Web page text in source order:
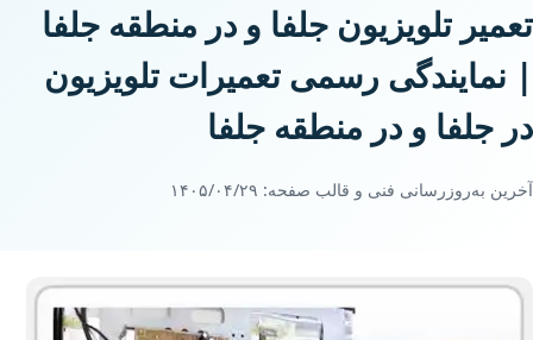
تعمیر تلویزیون جلفا و در منطقه جلفا
| نمایندگی رسمی تعمیرات تلویزیون
در جلفا و در منطقه جلفا
آخرین به‌روزرسانی فنی و قالب صفحه: ۱۴۰۵/۰۴/۲۹